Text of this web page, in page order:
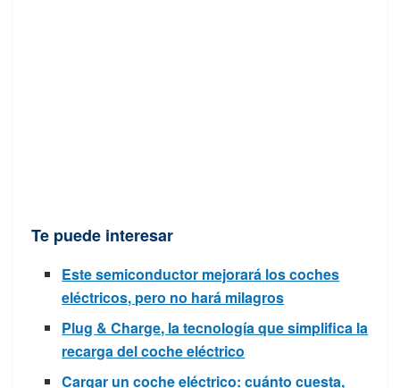
Te puede interesar
Este semiconductor mejorará los coches
eléctricos, pero no hará milagros
Plug & Charge, la tecnología que simplifica la
recarga del coche eléctrico
Cargar un coche eléctrico: cuánto cuesta,